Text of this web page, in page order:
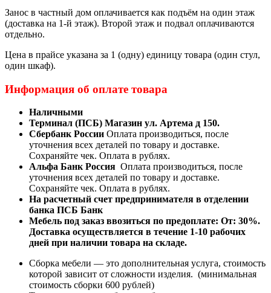
Занос в частный дом оплачивается как подъём на один этаж
(доставка на 1-й этаж). Второй этаж и подвал оплачиваются
отдельно.
Цена в прайсе указана за 1 (одну) единицу товара (один стул,
один шкаф).
Информация об оплате товара
Наличными
Терминал (ПСБ) Магазин ул. Артема д 150.
Сбербанк России Оплата производиться, после
уточнения всех деталей по товару и доставке.
Сохраняйте чек. Оплата в рублях.
Альфа Банк Россия Оплата производиться, после
уточнения всех деталей по товару и доставке.
Сохраняйте чек. Оплата в рублях.
На расчетный счет предпринимателя в отделении
банка ПСБ Банк
Мебель под заказ ввозиться по предоплате: От: 30%.
Доставка осуществляется в течение 1-10 рабочих
дней при наличии товара на складе.
Сборка мебели — это дополнительная услуга, стоимость
которой зависит от сложности изделия. (минимальная
стоимость сборки 600 рублей)